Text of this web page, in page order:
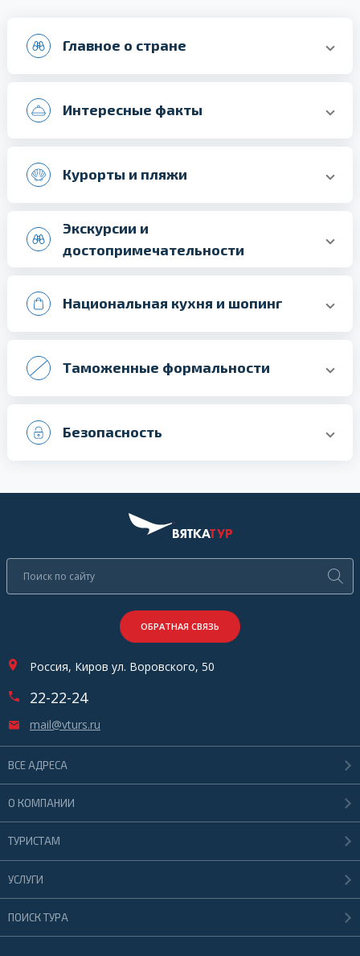
Главное о стране
Интересные факты
Курорты и пляжи
Экскурсии и
достопримечательности
Национальная кухня и шопинг
Таможенные формальности
Безопасность
ОБРАТНАЯ СВЯЗЬ
Россия, Киров ул. Воровского, 50
22-22-24
mail@vturs.ru
ВСЕ АДРЕСА
О КОМПАНИИ
ТУРИСТАМ
УСЛУГИ
ПОИСК ТУРА